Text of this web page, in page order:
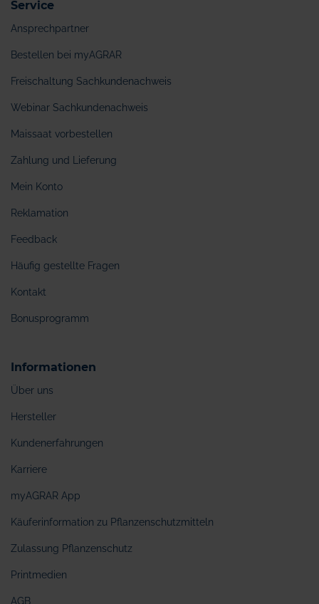
Service
Ansprechpartner
Bestellen bei myAGRAR
Freischaltung Sachkundenachweis
Webinar Sachkundenachweis
Maissaat vorbestellen
Zahlung und Lieferung
Mein Konto
Reklamation
Feedback
Häufig gestellte Fragen
Kontakt
Bonusprogramm
Informationen
Über uns
Hersteller
Kundenerfahrungen
Karriere
myAGRAR App
Käuferinformation zu Pflanzenschutzmitteln
Zulassung Pflanzenschutz
Printmedien
AGB